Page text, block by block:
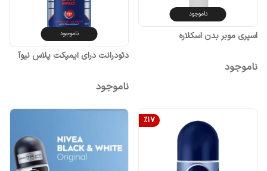
ناموجود
اسپری موبر بدن اسکلاره
ناموجود
ناموجود
دئودرانت درای ایمپکت پلاس نیوآ
ناموجود
%17